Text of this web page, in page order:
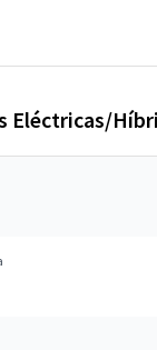
Eléctricas/